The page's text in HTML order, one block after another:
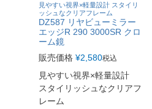
見やすい視界×軽量設計 スタイリ
ッシュなクリアフレーム
DZ587 リヤビューミラー
エッジR 290 3000SR クロ
ーム鏡
販売価格 ¥2,580税込
見やすい視界×軽量設計
スタイリッシュなクリアフ
レーム